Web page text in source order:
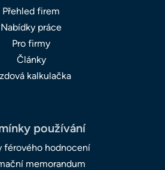
Přehled firem
Nabídky práce
Pro firmy
Články
kalkulačka
používání
férového hodnocení
memorandum